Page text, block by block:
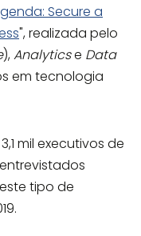
Secure a
", realizada pelo
),Analyticse Data
em tecnologia
mil executivos de
tipo de